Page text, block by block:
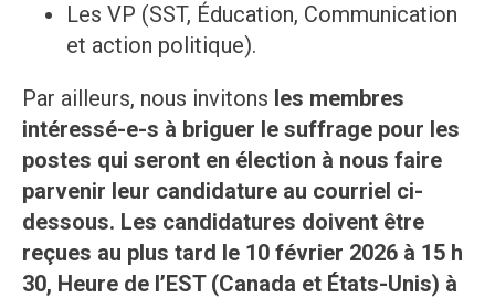
Les VP (SST, Éducation, Communication
et action politique).
Par ailleurs, nous invitons les membres
intéressé-e-s à briguer le suffrage pour les
postes qui seront en élection à nous faire
parvenir leur candidature au courriel ci-
dessous. Les candidatures doivent être
reçues au plus tard le 10 février 2026 à 15 h
30, Heure de l’EST (Canada et États-Unis) à